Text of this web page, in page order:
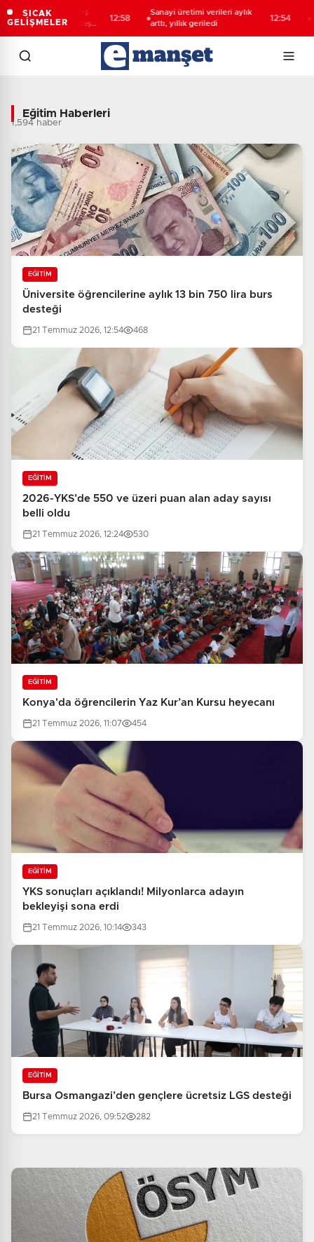
SICAK
GELİŞMELER
rövanş
Beşiktaş
12:58
Sanayi üretimi verileri aylık
arttı, yıllık geriledi
12:54
ikinci
Eğitim Haberleri
1,594 haber
EĞİTİM
Üniversite öğrencilerine aylık 13 bin 750 lira burs
desteği
21 Temmuz 2026, 12:54 468
EĞİTİM
2026-YKS’de 550 ve üzeri puan alan aday sayısı
belli oldu
21 Temmuz 2026, 12:24 530
EĞİTİM
Konya'da öğrencilerin Yaz Kur’an Kursu heyecanı
21 Temmuz 2026, 11:07 454
EĞİTİM
YKS sonuçları açıklandı! Milyonlarca adayın
bekleyişi sona erdi
21 Temmuz 2026, 10:14 343
EĞİTİM
Bursa Osmangazi’den gençlere ücretsiz LGS desteği
21 Temmuz 2026, 09:52 282